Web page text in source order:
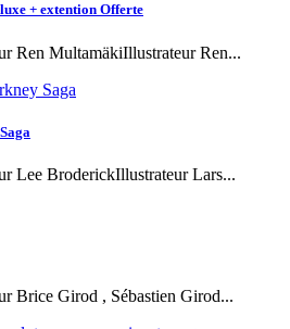
+ extention Offerte
Ren MultamäkiIllustrateur Ren...
Lee BroderickIllustrateur Lars...
Brice Girod , Sébastien Girod...